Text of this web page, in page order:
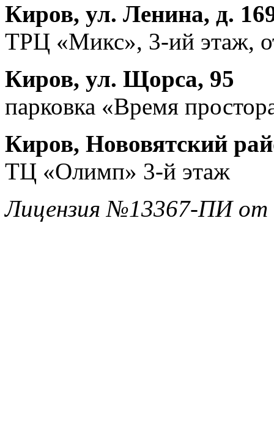
Киров, ул. Ленина, д.
ТРЦ «Микс», 3-ий этаж,
Киров, ул. Щорса, 95
парковка «Время
Киров, Нововятский
ТЦ «Олимп» 3-й этаж
Лицензия №13367-ПИ от